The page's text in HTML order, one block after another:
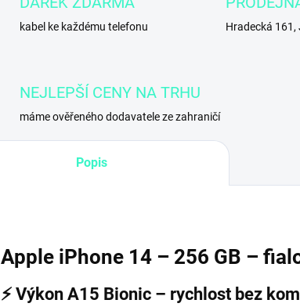
kabel ke každému telefonu Hradecká 161,
NEJLEPŠÍ CENY NA TRHU
máme ověřeného dodavatele ze zahraničí
Popis
Apple iPhone 14 – 256 GB –
⚡ Výkon A15 Bionic – rychlost bez